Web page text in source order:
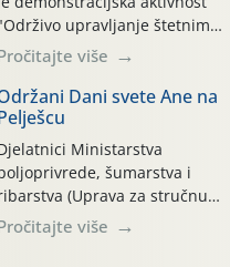
povrat prazne
isključivo ovih tvrtki:
MAKS, AGRONOM,
TKI* (PINUS […]
upravljanje štetnim
prema načelima
integrirane zaštite pri uzgoju
na pokusnom polju
kraj naselja Belica
parcela ID 2445031)
dio Međimurske
više
Dani svete Ane na
Ministarstva
šumarstva i
(Uprava za stručnu
razvoju poljoprivrede)
sudjelovali su na tradicionalnom
više